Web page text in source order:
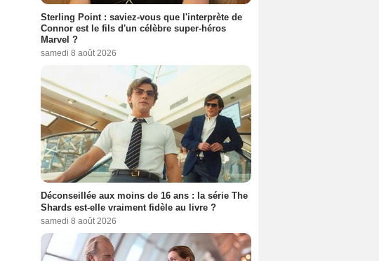
Sterling Point : saviez-vous que l'interprète de
Connor est le fils d'un célèbre super-héros
Marvel ?
samedi 8 août 2026
Déconseillée aux moins de 16 ans : la série The
Shards est-elle vraiment fidèle au livre ?
samedi 8 août 2026